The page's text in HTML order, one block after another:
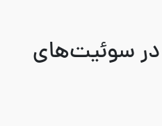
در سوئیت‌های